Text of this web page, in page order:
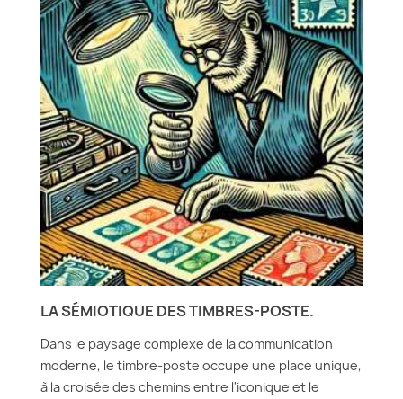
LA SÉMIOTIQUE DES TIMBRES-POSTE.
Dans le paysage complexe de la communication
moderne, le timbre-poste occupe une place unique,
à la croisée des chemins entre l'iconique et le